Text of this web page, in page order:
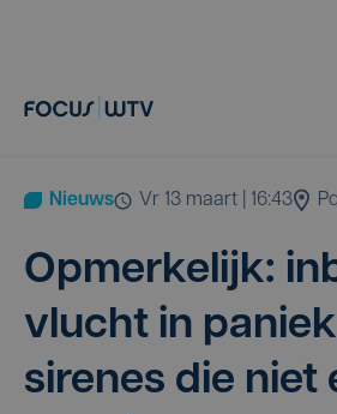
Nieuws vr 13 maart | 16:43
Opmer­ke­lijk:
vlucht in
sire­nes die niet